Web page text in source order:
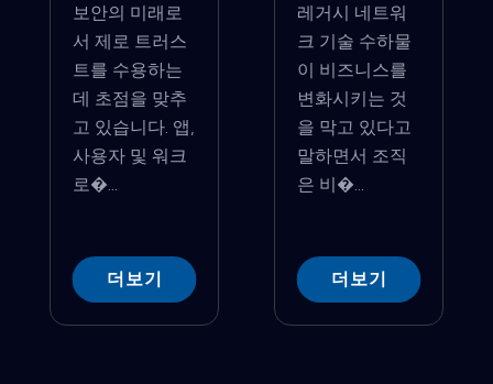
보안의 미래로
서 제로 트러스
트를 수용하는
데 초점을 맞추
고 있습니다. 앱,
사용자 및 워크
로�...
더보기
레거시 네트워
크 기술 수하물
이 비즈니스를
변화시키는 것
을 막고 있다고
말하면서 조직
은 비�...
더보기